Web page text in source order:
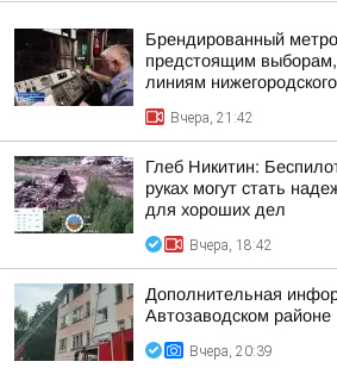
Брендированный
предстоящим
линиям
Вчера, 21:42
Глеб Никитин:
руках могут стать
для хороших дел
Вчера, 18:42
Дополнительная
Автозаводском районе
Вчера, 20:39